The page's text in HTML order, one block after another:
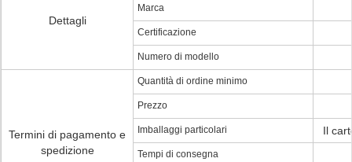
Dettagli
Marca
Certificazione
Numero di modello
Termini di pagamento e
spedizione
Quantità di ordine minimo
Prezzo
Imballaggi particolari Il
Tempi di consegna